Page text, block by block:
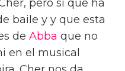
pero sí que ha
baile y y que esta
de Abba que no
en el musical